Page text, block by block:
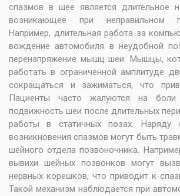
спазмов в шее является длительное
возникающее при неправильном
Например, длительная работа за
вождение автомобиля в неудобной
перенапряжение мышц шеи. Мышцы,
работать в ограниченной амплитуде
сокращаться и зажиматься, что
Пациенты часто жалуются на боли
подвижность шеи после длительных
работы в статичных позах. Наряду
возникновения спазмов могут быть
шейного отдела позвоночника.
вывихи шейных позвонков могут
нервных корешков, что приводит к
Такой механизм наблюдается при